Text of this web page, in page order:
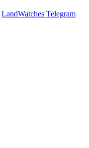
LandWatches Telegram